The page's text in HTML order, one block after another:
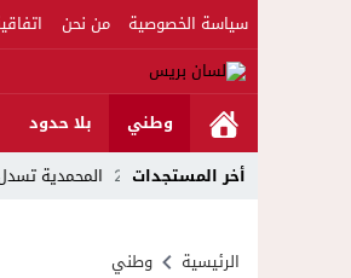
سياسة الخصوصية من نحن
وطني بلا حدود
أخر المستجدات
22:51 المحمدية تسدل الستار على
الرئيسية وطني